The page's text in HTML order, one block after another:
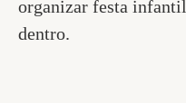
organizar festa
dentro.